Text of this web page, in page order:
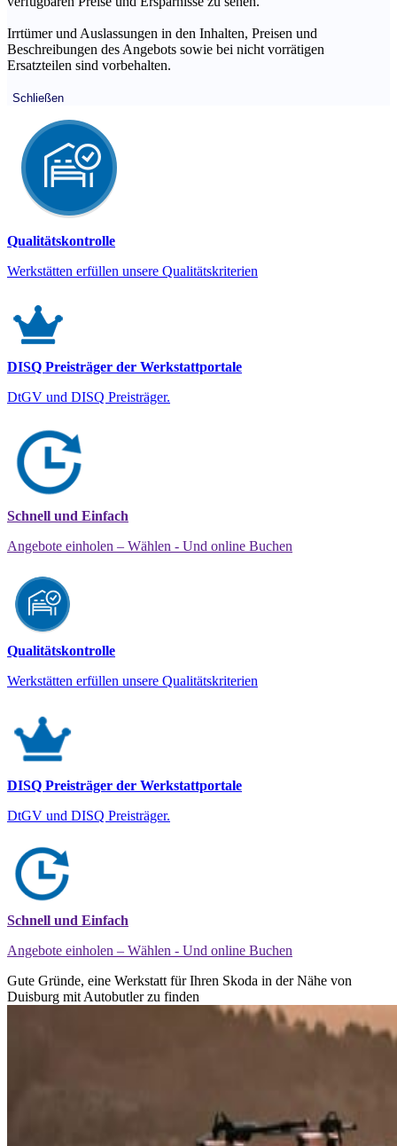
Irrtümer und Auslassungen in den Inhalten, Preisen und
Beschreibungen des Angebots sowie bei nicht vorrätigen
Ersatzteilen sind vorbehalten.
Schließen
Qualitätskontrolle
Werkstätten erfüllen unsere Qualitätskriterien
DISQ Preisträger der Werkstattportale
DtGV und DISQ Preisträger.
Schnell und Einfach
Angebote einholen – Wählen - Und online Buchen
Qualitätskontrolle
Werkstätten erfüllen unsere Qualitätskriterien
DISQ Preisträger der Werkstattportale
DtGV und DISQ Preisträger.
Schnell und Einfach
Angebote einholen – Wählen - Und online Buchen
Gute Gründe, eine Werkstatt für Ihren Skoda in der Nähe von
Duisburg mit Autobutler zu finden